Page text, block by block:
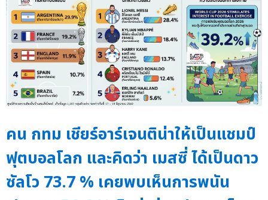
คน กทม เชียร์อาร์เจนติน่าให้เป็นแชมป์
ฟุตบอลโลก และคิดว่า เมสซี่ ได้เป็นดาว
ซัลโว 73.7 % เคยพบเห็นการพนัน